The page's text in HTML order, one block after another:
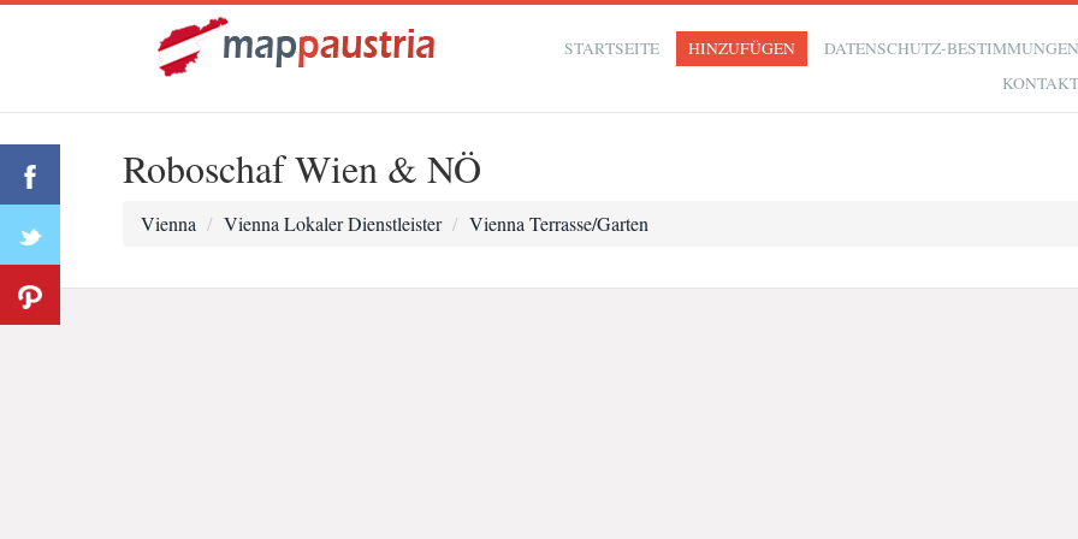
STARTSEITE HINZUFÜGEN
DATENSCHUTZ-
Roboschaf Wien & NÖ
Vienna Vienna Lokaler Dienstleister Vienna Terrasse/Garten